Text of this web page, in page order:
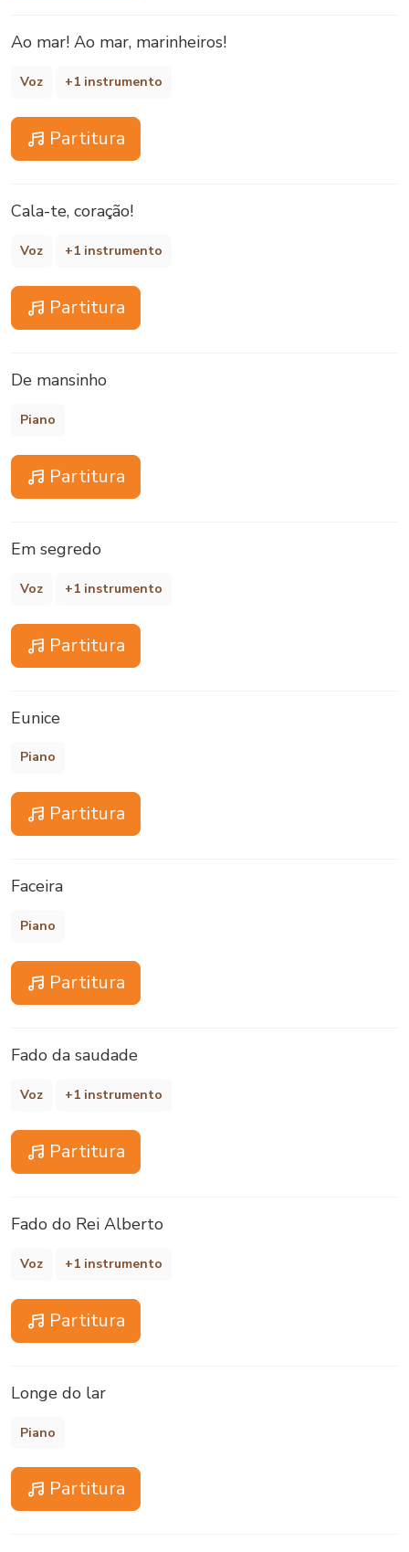
Ao mar! Ao mar, marinheiros!
Voz +1 instrumento
Partitura
Cala-te, coração!
Voz +1 instrumento
Partitura
De mansinho
Piano
Partitura
Em segredo
Voz +1 instrumento
Partitura
Eunice
Piano
Partitura
Faceira
Piano
Partitura
Fado da saudade
Voz +1 instrumento
Partitura
Fado do Rei Alberto
Voz +1 instrumento
Partitura
Longe do lar
Piano
Partitura